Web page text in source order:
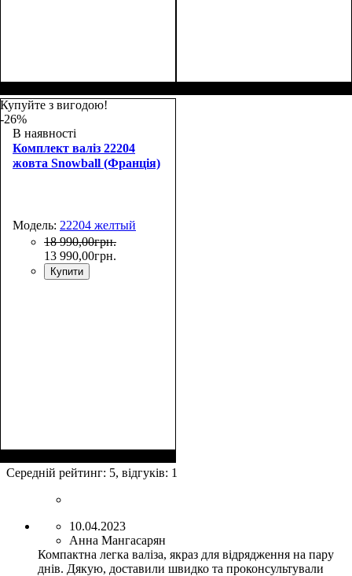
Купуйте з вигодою!
-26%
В наявності
Комплект валіз 22204
жовта Snowball (Франція)
Модель: 22204 желтый
18 990,00грн.
13 990,00грн.
Купити
Середній рейтинг: 5, відгуків: 1
10.04.2023
Анна Мангасарян
Компактна легка валіза, якраз для відрядження на пару
днів. Дякую, доставили швидко та проконсультували